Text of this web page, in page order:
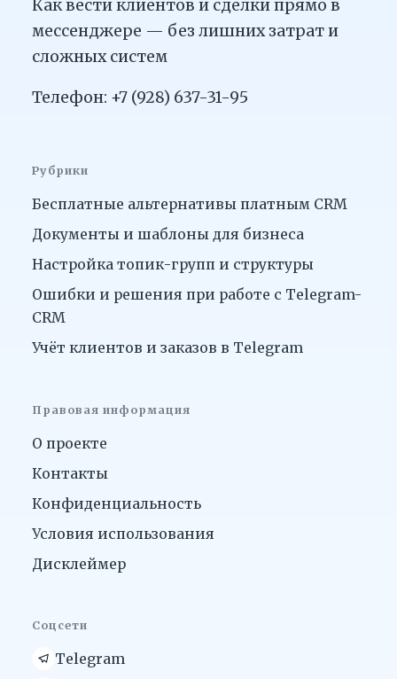
Как вести клиентов и сделки прямо в
мессенджере — без лишних затрат и
сложных систем
Телефон: +7 (928) 637-31-95
Рубрики
Бесплатные альтернативы платным CRM
Документы и шаблоны для бизнеса
Настройка топик-групп и структуры
Ошибки и решения при работе с Telegram-
CRM
Учёт клиентов и заказов в Telegram
Правовая информация
О проекте
Контакты
Конфиденциальность
Условия использования
Дисклеймер
Соцсети
Telegram